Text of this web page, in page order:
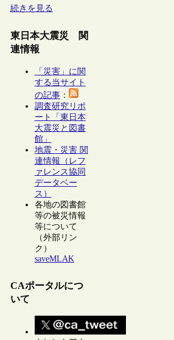
続きを見る
東日本大震災 関
連情報
「災害」に関
する当サイト
の記事：
調査研究リポ
ート「東日本
大震災と図書
館」
地震・災害 関
連情報（レフ
ァレンス協同
データベー
ス）
各地の図書館
等の被災情報
等について
（外部リン
ク）
saveMLAK
CAポータルにつ
いて